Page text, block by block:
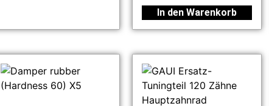
In den Warenkorb